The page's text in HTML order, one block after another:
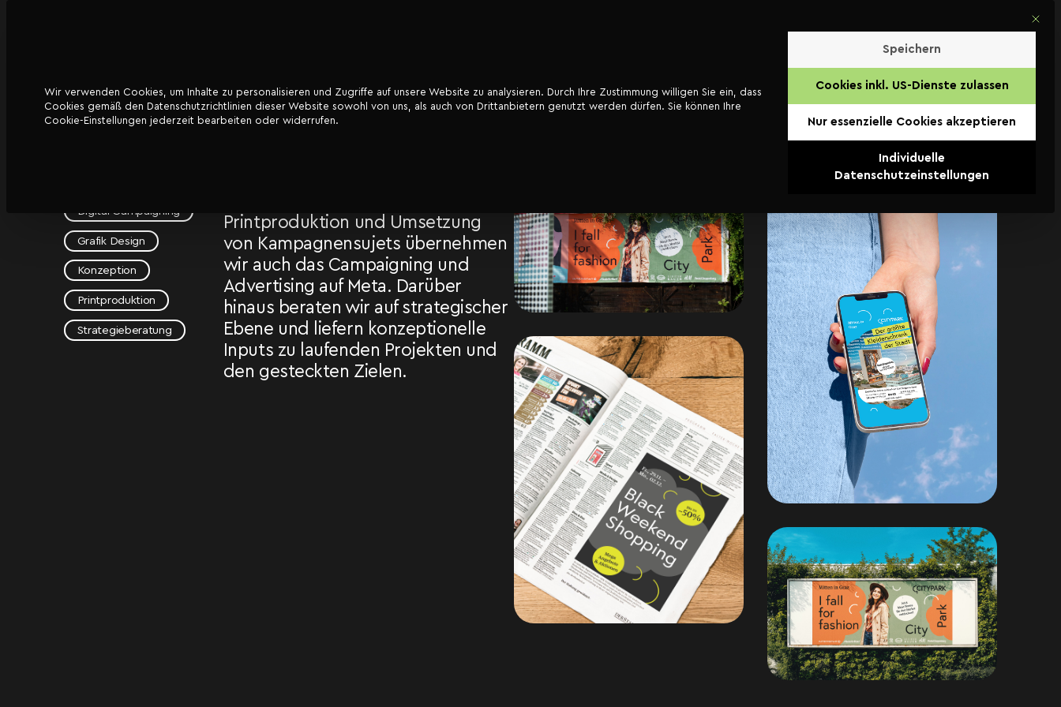
CITYPARK
Digital Campaigning
Grafik Design
Konzeption
Printproduktion
Strategieberatung
2024 durften wir den Lead bei
Printproduktion und Umsetzung
von Kampagnensujets übernehmen
wir auch das Campaigning und
Advertising auf Meta. Darüber
hinaus beraten wir auf strategischer
Ebene und liefern konzeptionelle
Inputs zu laufenden Projekten und
den gesteckten Zielen.
Mit
DATENSCHUTZ
Wir verwenden Cookies, um Inhalte zu personalisieren und Zugriffe auf unsere Website zu analysieren. Durch Ihre Zustimmung willigen Sie ein, dass
Cookies gemäß den Datenschutzrichtlinien dieser Website sowohl von uns, als auch von Drittanbietern genutzt werden dürfen. Sie können Ihre
Cookie-Einstellungen jederzeit bearbeiten oder widerrufen.
Speichern
Cookies inkl. US-Dienste zulassen
Nur essenzielle Cookies akzeptieren
Individuelle
Datenschutzeinstellungen